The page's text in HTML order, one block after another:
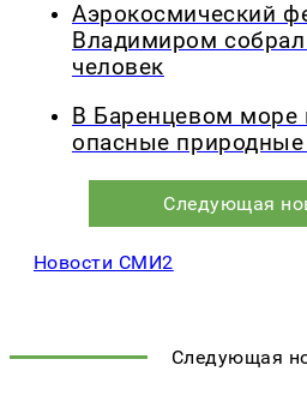
Аэрокосмический
Владимиром
человек
В Баренцевом
опасные природные
Следующая
Новости СМИ2
Следующая